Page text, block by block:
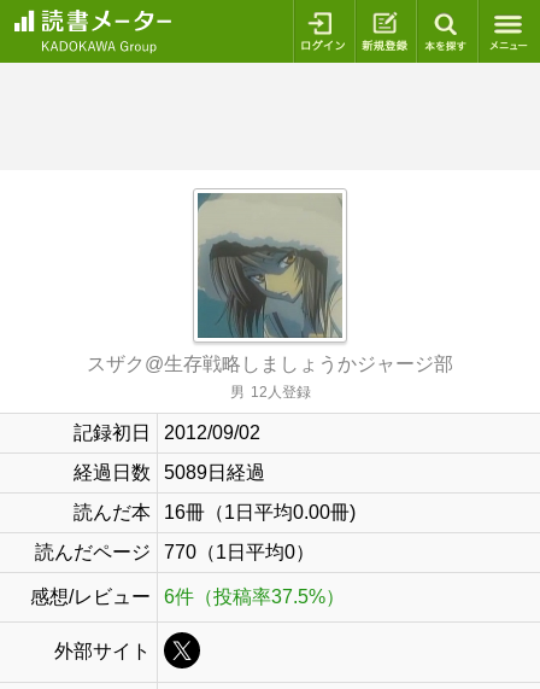
ログイン 新規登録
スザク@生存戦略しましょうかジャージ部
男 12人登録
記録初日
2012/09/02
経過日数
5089日経過
読んだ本
16冊（1日平均0.00冊)
読んだページ
770（1日平均0）
感想/レビュー 6件（投稿率37.5%）
外部サイト